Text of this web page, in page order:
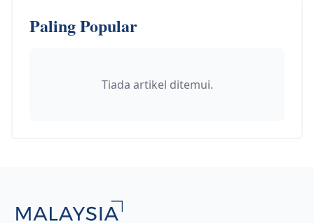
Paling Popular
Tiada artikel ditemui.